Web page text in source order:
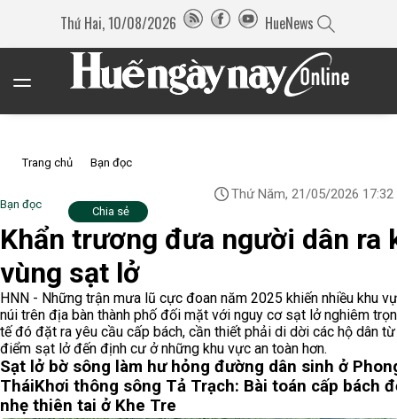
Thứ Hai, 10/08/2026 HueNews
Trang chủ Bạn đọc
Bạn đọc
Thứ Năm, 21/05/2026 17:32
Chia sẻ
Khẩn trương đưa người dân ra
vùng sạt lở
HNN - Những trận mưa lũ cực đoan năm 2025 khiến nhiều khu
núi trên địa bàn thành phố đối mặt với nguy cơ sạt lở nghiêm
tế đó đặt ra yêu cầu cấp bách, cần thiết phải di dời các hộ dân
điểm sạt lở đến định cư ở những khu vực an toàn hơn.
Sạt lở bờ sông làm hư hỏng đường dân sinh ở
TháiKhơi thông sông Tả Trạch: Bài toán cấp bách
nhẹ thiên tai ở Khe Tre